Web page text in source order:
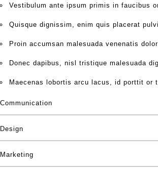
Vestibulum ante ipsum primis in faucibus
Quisque dignissim, enim quis placerat
Proin accumsan malesuada venenatis
Donec dapibus, nisl tristique malesuada
Maecenas lobortis arcu lacus, id porttit or
Communication
Design
Marketing